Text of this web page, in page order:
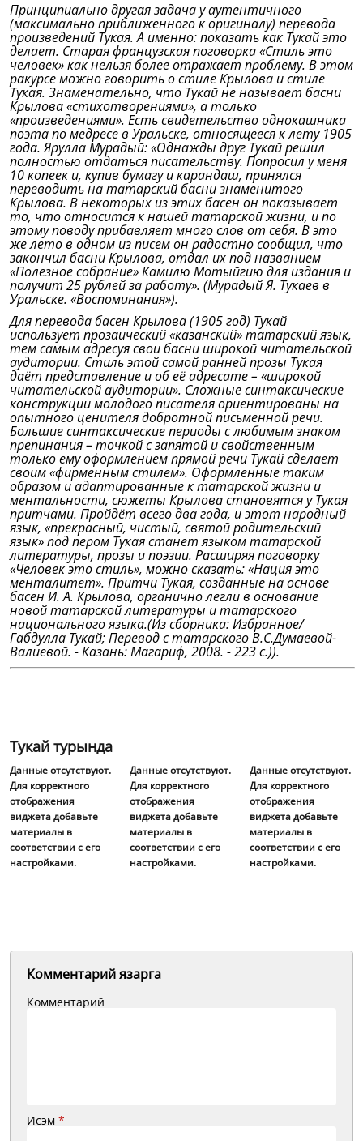
Принципиально другая задача у аутентичного
(максимально приближенного к оригиналу) перевода
произведений Тукая. А именно: показать как Тукай это
делает. Старая французская поговорка «Стиль это
человек» как нельзя более отражает проблему. В этом
ракурсе можно говорить о стиле Крылова и стиле
Тукая. Знаменательно, что Тукай не называет басни
Крылова «стихотворениями», а только
«произведениями». Есть свидетельство однокашника
поэта по медресе в Уральске, относящееся к лету 1905
года. Ярулла Мурадый: «Однажды друг Тукай решил
полностью отдаться писательству. Попросил у меня
10 копеек и, купив бумагу и карандаш, принялся
переводить на татарский басни знаменитого
Крылова. В некоторых из этих басен он показывает
то, что относится к нашей татарской жизни, и по
этому поводу прибавляет много слов от себя. В это
же лето в одном из писем он радостно сообщил, что
закончил басни Крылова, отдал их под названием
«Полезное собрание» Камилю Мотыйгию для издания и
получит 25 рублей за работу». (Мурадый Я. Тукаев в
Уральске. «Воспоминания»).
Для перевода басен Крылова (1905 год) Тукай
использует прозаический «казанский» татарский язык,
тем самым адресуя свои басни широкой читательской
аудитории. Стиль этой самой ранней прозы Тукая
даёт представление и об её адресате – «широкой
читательской аудитории». Сложные синтаксические
конструкции молодого писателя ориентированы на
опытного ценителя добротной письменной речи.
Большие синтаксические периоды с любимым знаком
препинания – точкой с запятой и свойственным
только ему оформлением прямой речи Тукай сделает
своим «фирменным стилем». Оформленные таким
образом и адаптированные к татарской жизни и
ментальности, сюжеты Крылова становятся у Тукая
притчами. Пройдёт всего два года, и этот народный
язык, «прекрасный, чистый, святой родительский
язык» под пером Тукая станет языком татарской
литературы, прозы и поэзии. Расширяя поговорку
«Человек это стиль», можно сказать: «Нация это
менталитет». Притчи Тукая, созданные на основе
басен И. А. Крылова, органично легли в основание
новой татарской литературы и татарского
национального языка.(Из сборника: Избранное/
Габдулла Тукай; Перевод с татарского В.С.Думаевой-
Валиевой. - Казань: Магариф, 2008. - 223 с.)).
Тукай турында
Данные отсутствуют.
Для корректного
отображения
виджета добавьте
материалы в
соответствии с его
настройками.
Данные отсутствуют.
Для корректного
отображения
виджета добавьте
материалы в
соответствии с его
настройками.
Данные отсутствуют.
Для корректного
отображения
виджета добавьте
материалы в
соответствии с его
настройками.
Комментарий язарга
Комментарий
Исэм *